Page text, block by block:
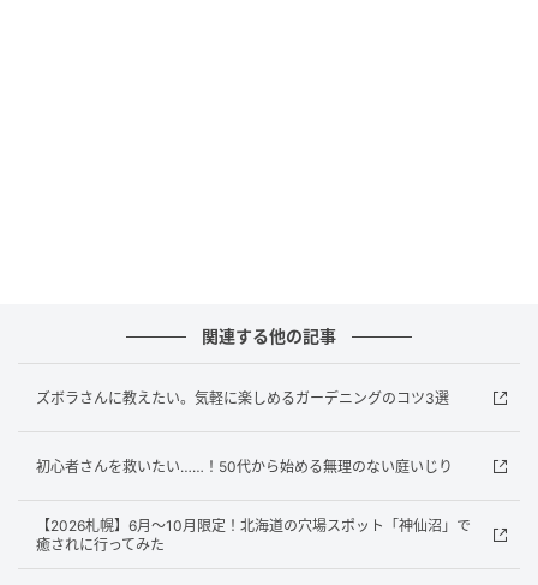
流したり、ウリハムシを手で取ったりしています。
最初は虫を触ることに抵抗がありましたが、慣れると
害虫対策②防虫ネットで覆う
関連する他の記事
ズボラさんに教えたい。気軽に楽しめるガーデニングのコツ3選
初心者さんを救いたい……！50代から始める無理のない庭いじり
【2026札幌】6月〜10月限定！北海道の穴場スポット「神仙沼」で
癒されに行ってみた